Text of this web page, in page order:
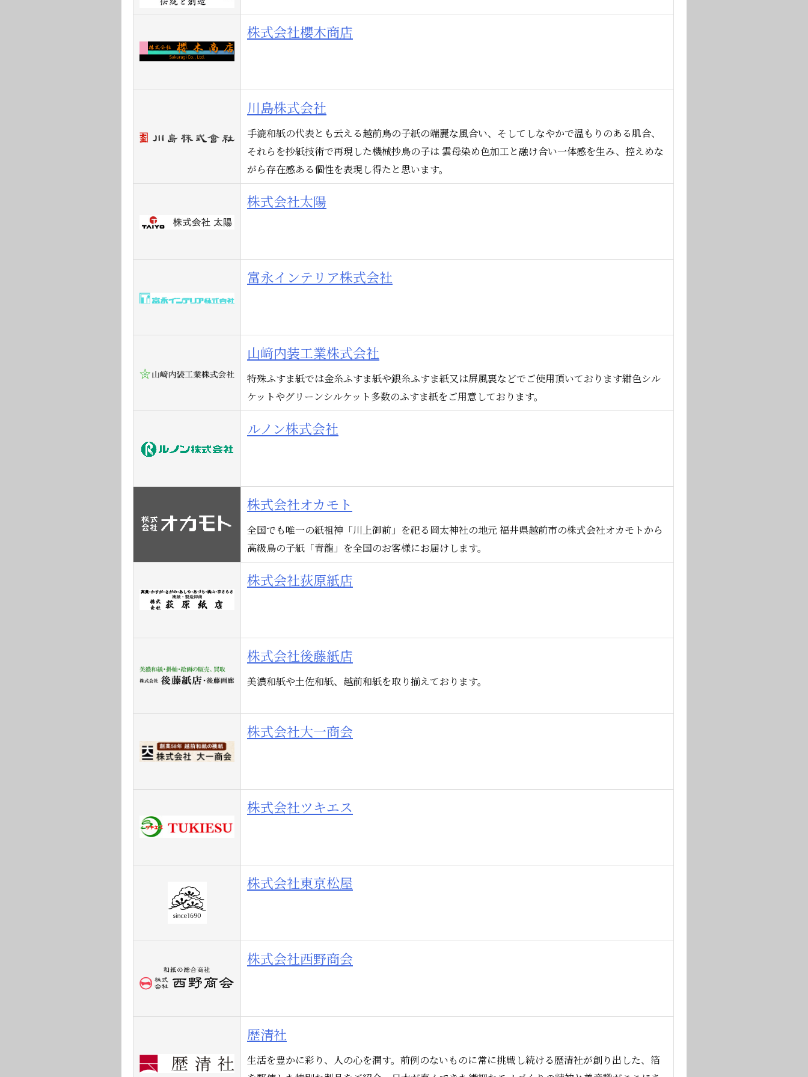
株式会社櫻木商店
川島株式会社
手漉和紙の代表とも云える越前鳥の子紙の端麗な風合い、そしてしなやかで温もりのある肌合、
それらを抄紙技術で再現した機械抄鳥の子は 雲母染め色加工と融け合い一体感を生み、控えめな
がら存在感ある個性を表現し得たと思います。
株式会社太陽
富永インテリア株式会社
山﨑内装工業株式会社
特殊ふすま紙では金糸ふすま紙や銀糸ふすま紙又は屏風裏などでご使用頂いております紺色シル
ケットやグリーンシルケット多数のふすま紙をご用意しております。
ルノン株式会社
株式会社オカモト
全国でも唯一の紙祖神「川上御前」を祀る岡太神社の地元 福井県越前市の株式会社オカモトから
高級鳥の子紙「青龍」を全国のお客様にお届けします。
株式会社荻原紙店
株式会社後藤紙店
美濃和紙や土佐和紙、越前和紙を取り揃えております。
株式会社大一商会
株式会社ツキエス
株式会社東京松屋
株式会社西野商会
歴清社
生活を豊かに彩り、人の心を潤す。前例のないものに常に挑戦し続ける歴清社が創り出した、箔